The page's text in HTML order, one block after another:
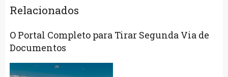
Relacionados
O Portal Completo para Tirar Segunda Via de
Documentos